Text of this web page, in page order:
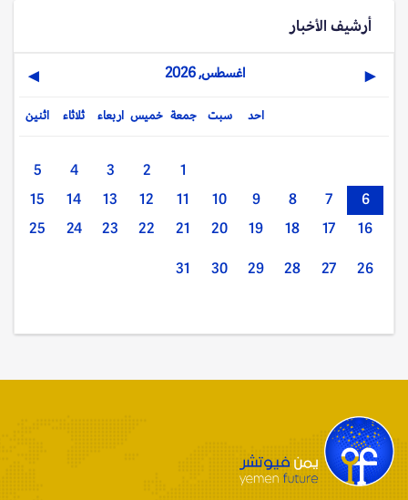
أرشيف الأخبار
◀ اغسطس, 2026 ▶
اثنين ثلاثاء اربعاء خميس جمعة سبت احد
1
2
3
4
5
6
7
8
9
10
11
12
13
14
15
16
17
18
19
20
21
22
23
24
25
26
27
28
29
30
31